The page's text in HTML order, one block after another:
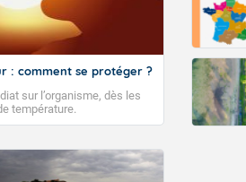
: comment se protéger ?
sur l’organisme, dès les
température.